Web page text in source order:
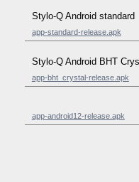
Stylo-Q Android standard
app-standard-release.apk
Stylo-Q Android BHT
app-bht_crystal-release.apk
app-android12-release.apk